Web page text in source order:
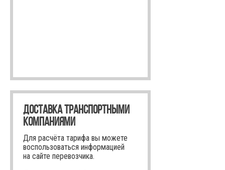
ДОСТАВКА ТРАНСПОРТНЫМИ
КОМПАНИЯМИ
Для расчёта тарифа вы можете
воспользоваться информацией
на сайте перевозчика.